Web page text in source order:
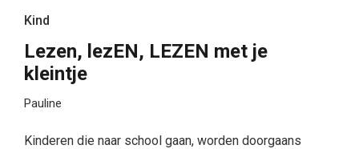
Kind
Lezen, lezEN, LEZEN met je
kleintje
Pauline
Kinderen die naar school gaan, worden doorgaans